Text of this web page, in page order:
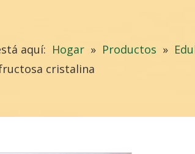
aquí: Hogar » Productos »
cristalina